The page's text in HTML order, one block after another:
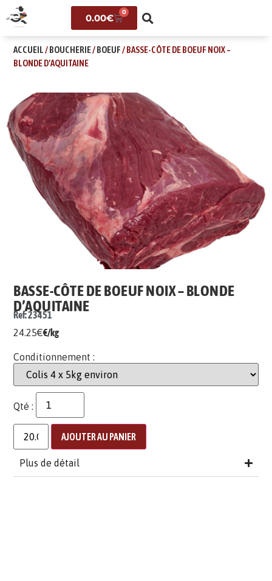
0.00€
0
ACCUEIL/BOUCHERIE/BOEUF/ BASSE-CÔTE DE BOEUF NOIX –
BLONDE D’AQUITAINE
BASSE-CÔTE DE BOEUF NOIX – BLONDE
D’AQUITAINE
Ref: 23451
24.25€€/kg
Conditionnement :
Qté :
AJOUTER AU PANIER
Plus de détail